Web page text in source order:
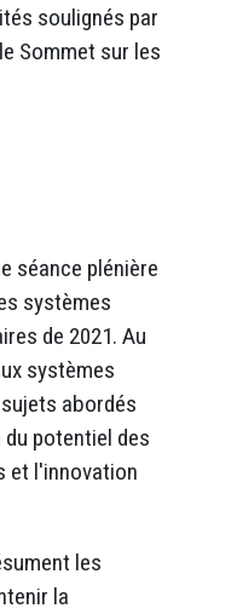
soulignés par
Sommet sur les
séance plénière
systèmes
de 2021. Au
systèmes
abordés
potentiel des
et l'innovation
les
la